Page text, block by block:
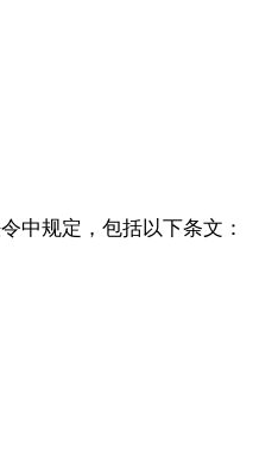
中规定，包括以下条文：